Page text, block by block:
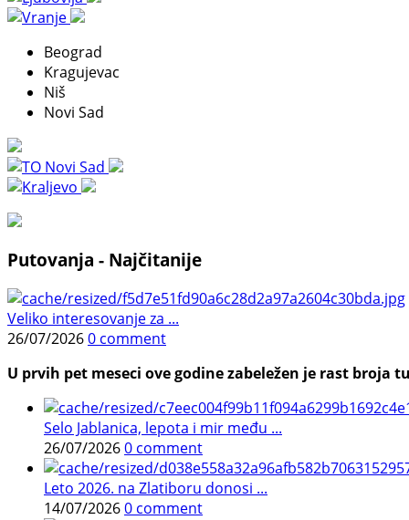
Beograd
Kragujevac
Niš
Novi Sad
Putovanja - Najčitanije
Veliko interesovanje za ...
26/07/20260 comment
U prvih pet meseci ove godine zabeležen je rast
Selo Jablanica, lepota i mir među ...
26/07/20260 comment
Leto 2026. na Zlatiboru donosi ...
14/07/20260 comment